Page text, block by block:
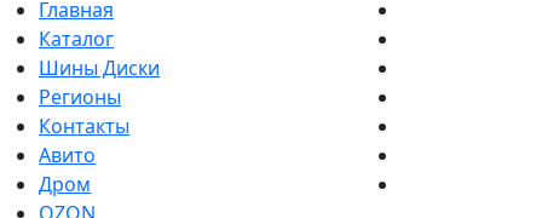
Главная
Каталог
Шины Диски
Регионы
Контакты
Авито
Дром